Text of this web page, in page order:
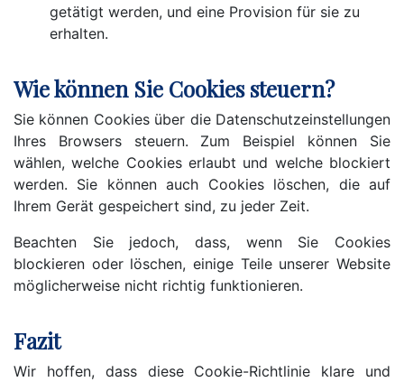
getätigt werden, und eine Provision für sie zu
erhalten.
Wie können Sie Cookies steuern?
Sie können Cookies über die Datenschutzeinstellungen
Ihres Browsers steuern. Zum Beispiel können Sie
wählen, welche Cookies erlaubt und welche blockiert
werden. Sie können auch Cookies löschen, die auf
Ihrem Gerät gespeichert sind, zu jeder Zeit.
Beachten Sie jedoch, dass, wenn Sie Cookies
blockieren oder löschen, einige Teile unserer Website
möglicherweise nicht richtig funktionieren.
Fazit
Wir hoffen, dass diese Cookie-Richtlinie klare und